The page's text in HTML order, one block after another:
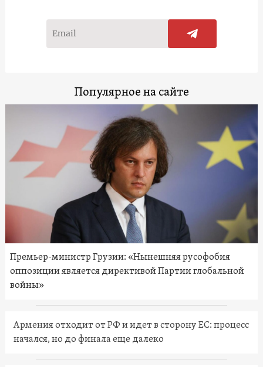
Популярное на сайте
Премьер-министр Грузии: «Нынешняя русофобия
оппозиции является директивой Партии глобальной
войны»
Армения отходит от РФ и идет в сторону ЕС: процесс
начался, но до финала еще далеко